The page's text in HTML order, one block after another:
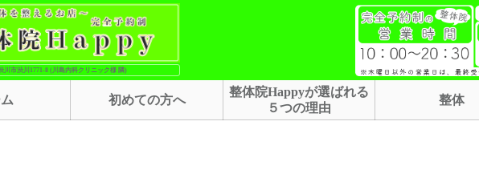
川市渋川1771-8 (川島内科クリニック様 隣)
初めての方へ
整体院Happyが選ばれる
５つの理由
整体